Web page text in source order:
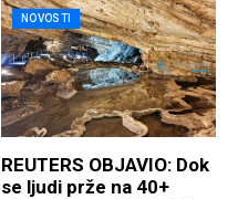
NOVOSTI
REUTERS OBJAVIO: Dok
se ljudi prže na 40+